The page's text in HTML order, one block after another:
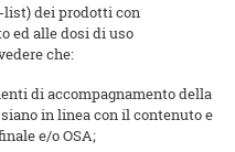
list) dei prodotti con
ed alle dosi di uso
che:
di accompagnamento della
in linea con il contenuto e
e/o OSA;